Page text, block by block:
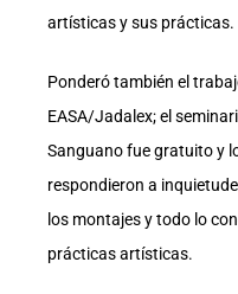
artísticas y sus prácticas.
Ponderó también el
EASA/Jadalex; el
Sanguano fue gratuito y
respondieron a
los montajes y todo lo
prácticas artísticas.